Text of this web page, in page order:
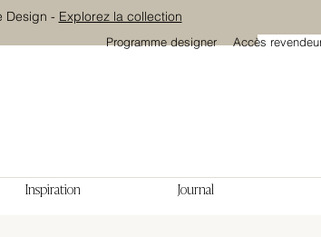
Design - Explorez la collection
Programme designer Accès
Inspiration Journal